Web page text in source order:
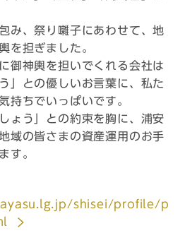
み、祭り囃子にあわせて、地
を担ぎました。
御神輿を担いでくれる会社は
」との優しいお言葉に、私た
持ちでいっぱいです。
ょう」との約束を胸に、浦安
域の皆さまの資産運用のお手
す。
shisei/profile/p